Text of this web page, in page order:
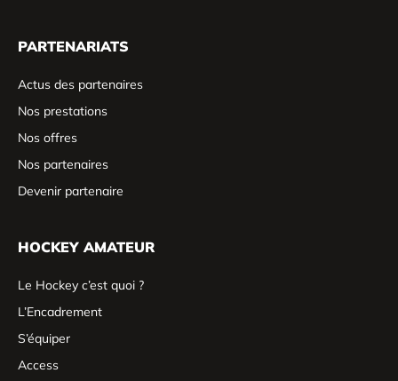
PARTENARIATS
Actus des partenaires
Nos prestations
Nos offres
Nos partenaires
Devenir partenaire
HOCKEY AMATEUR
Le Hockey c’est quoi ?
L’Encadrement
S’équiper
Access